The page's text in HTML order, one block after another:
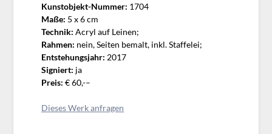
Kunstobjekt-Nummer: 1704
Maße: 5 x 6 cm
Technik: Acryl auf Leinen;
Rahmen: nein, Seiten bemalt, inkl. Staffelei;
Entstehungsjahr: 2017
Signiert: ja
Preis: € 60,-–
Dieses Werk anfragen